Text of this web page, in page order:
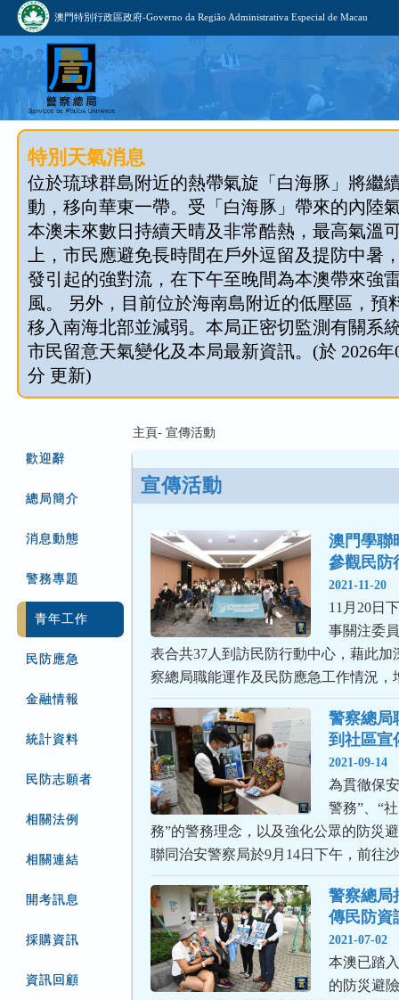
澳門特別行政區政府-Governo da Região Administrativa Especial de Macau
特別天氣消息
位於琉球群島附近的熱帶氣旋「白海豚」將繼
動，移向華東一帶。受「白海豚」帶來的內陸
本澳未來數日持續天晴及非常酷熱，最高氣溫
上，市民應避免長時間在戶外逗留及提防中暑
發引起的強對流，在下午至晚間為本澳帶來強
風。 另外，目前位於海南島附近的低壓區，預
移入南海北部並減弱。本局正密切監測有關系
市民留意天氣變化及本局最新資訊。(於 2026年
分 更新)
歡迎辭
總局簡介
消息動態
警務專題
青年工作
民防應急
金融情報
統計資料
民防志願者
相關法例
相關連結
開考訊息
採購資訊
資訊回顧
主頁- 宣傳活動
宣傳活動
澳門學聯
參觀民防
2021-11-20
11月20日
事關注委
表合共37人到訪民防行動中心，藉此加
察總局職能運作及民防應急工作情況
警察總局
到社區宣
2021-09-14
為貫徹保
警務”、“
務”的警務理念，以及強化公眾的防災
聯同治安警察局於9月14日下午，前往
警察總局
傳民防資
2021-07-02
本澳已踏
的防災避